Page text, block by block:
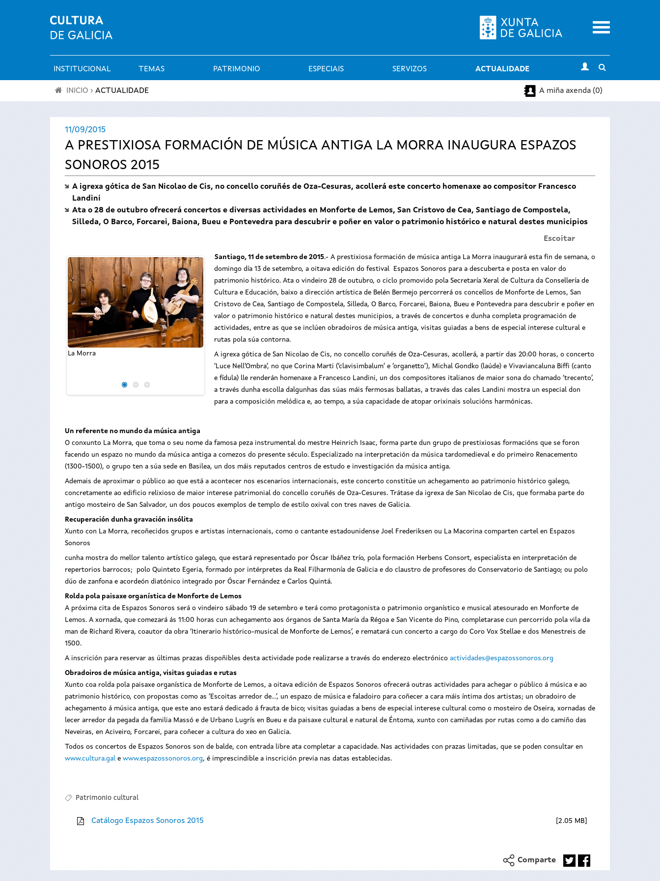
Menu
Menú
principal
INSTITUCIONAL TEMAS PATRIMONIO ESPECIAIS SERVIZOS ACTUALIDADE
search
está
INICIO › ACTUALIDADE A miña axenda (0)
11/09/2015
A PRESTIXIOSA FORMACIÓN DE MÚSICA ANTIGA LA MORRA INAUGURA ESPAZOS
SONOROS 2015
A igrexa gótica de San Nicolao de Cis, no concello coruñés de Oza-Cesuras, acollerá este concerto homenaxe ao compositor Francesco
Landini
Ata o 28 de outubro ofrecerá concertos e diversas actividades en Monforte de Lemos, San Cristovo de Cea, Santiago de Compostela,
Silleda, O Barco, Forcarei, Baiona, Bueu e Pontevedra para descubrir e poñer en valor o patrimonio histórico e natural destes municipios
Escoitar
La Morra
A igrexa gótica de San Nicolao de Cis, no
concello coruñés de Oza-Cesuras
Espazos Sonoros 2015
Santiago, 11 de setembro de 2015.- A prestixiosa formación de música antiga La Morra inaugurará esta fin de semana, o
domingo día 13 de setembro, a oitava edición do festival Espazos Sonoros para a descuberta e posta en valor do
patrimonio histórico. Ata o vindeiro 28 de outubro, o ciclo promovido pola Secretaría Xeral de Cultura da Consellería de
Cultura e Educación, baixo a dirección artística de Belén Bermejo percorrerá os concellos de Monforte de Lemos, San
Cristovo de Cea, Santiago de Compostela, Silleda, O Barco, Forcarei, Baiona, Bueu e Pontevedra para descubrir e poñer en
valor o patrimonio histórico e natural destes municipios, a través de concertos e dunha completa programación de
actividades, entre as que se inclúen obradoiros de música antiga, visitas guiadas a bens de especial interese cultural e
rutas pola súa contorna.
A igrexa gótica de San Nicolao de Cis, no concello coruñés de Oza-Cesuras, acollerá, a partir das 20:00 horas, o concerto
‘Luce Nell’Ombra’, no que Corina Marti (‘clavisimbalum’ e ‘organetto’), Michal Gondko (laúde) e Vivaviancaluna Biffi (canto
e fídula) lle renderán homenaxe a Francesco Landini, un dos compositores italianos de maior sona do chamado ‘trecento’,
a través dunha escolla dalgunhas das súas máis fermosas ballatas, a través das cales Landini mostra un especial don
para a composición melódica e, ao tempo, a súa capacidade de atopar orixinais solucións harmónicas.
Un referente no mundo da música antiga
O conxunto La Morra, que toma o seu nome da famosa peza instrumental do mestre Heinrich Isaac, forma parte dun grupo de prestixiosas formacións que se foron
facendo un espazo no mundo da música antiga a comezos do presente século. Especializado na interpretación da música tardomedieval e do primeiro Renacemento
(1300-1500), o grupo ten a súa sede en Basilea, un dos máis reputados centros de estudo e investigación da música antiga.
Ademais de aproximar o público ao que está a acontecer nos escenarios internacionais, este concerto constitúe un achegamento ao patrimonio histórico galego,
concretamente ao edificio relixioso de maior interese patrimonial do concello coruñés de Oza-Cesures. Trátase da igrexa de San Nicolao de Cis, que formaba parte do
antigo mosteiro de San Salvador, un dos poucos exemplos de templo de estilo oxival con tres naves de Galicia.
Recuperación dunha gravación insólita
Xunto con La Morra, recoñecidos grupos e artistas internacionais, como o cantante estadounidense Joel Frederiksen ou La Macorina comparten cartel en Espazos
Sonoros
cunha mostra do mellor talento artístico galego, que estará representado por Óscar Ibáñez trío, pola formación Herbens Consort, especialista en interpretación de
repertorios barrocos; polo Quinteto Egeria, formado por intérpretes da Real Filharmonía de Galicia e do claustro de profesores do Conservatorio de Santiago; ou polo
dúo de zanfona e acordeón diatónico integrado por Óscar Fernández e Carlos Quintá.
Rolda pola paisaxe organística de Monforte de Lemos
A próxima cita de Espazos Sonoros será o vindeiro sábado 19 de setembro e terá como protagonista o patrimonio organístico e musical atesourado en Monforte de
Lemos. A xornada, que comezará ás 11:00 horas cun achegamento aos órganos de Santa María da Régoa e San Vicente do Pino, completarase cun percorrido pola vila da
man de Richard Rivera, coautor da obra ‘Itinerario histórico-musical de Monforte de Lemos’, e rematará cun concerto a cargo do Coro Vox Stellae e dos Menestreis de
1500.
A inscrición para reservar as últimas prazas dispoñibles desta actividade pode realizarse a través do enderezo electrónico actividades@espazossonoros.org
Obradoiros de música antiga, visitas guiadas e rutas
Xunto coa rolda pola paisaxe organística de Monforte de Lemos, a oitava edición de Espazos Sonoros ofrecerá outras actividades para achegar o público á música e ao
patrimonio histórico, con propostas como as ‘Escoitas arredor de...’, un espazo de música e faladoiro para coñecer a cara máis íntima dos artistas; un obradoiro de
achegamento á música antiga, que este ano estará dedicado á frauta de bico; visitas guiadas a bens de especial interese cultural como o mosteiro de Oseira, xornadas de
lecer arredor da pegada da familia Massó e de Urbano Lugrís en Bueu e da paisaxe cultural e natural de Éntoma, xunto con camiñadas por rutas como a do camiño das
Neveiras, en Aciveiro, Forcarei, para coñecer a cultura do xeo en Galicia.
Todos os concertos de Espazos Sonoros son de balde, con entrada libre ata completar a capacidade. Nas actividades con prazas limitadas, que se poden consultar en
www.cultura.gal e www.espazossonoros.org, é imprescindible a inscrición previa nas datas establecidas.
Patrimonio cultural
Catálogo Espazos Sonoros 2015 2.05 MB
Comparte